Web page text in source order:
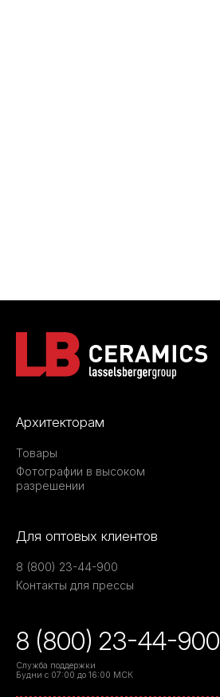
Архитекторам
Товары
Фотографии в высоком
разрешении
Для оптовых клиентов
8 (800) 23-44-900
Контакты для прессы
8 (800) 23-44-900
Служба поддержки
Будни с 07:00 до 16:00 МСК